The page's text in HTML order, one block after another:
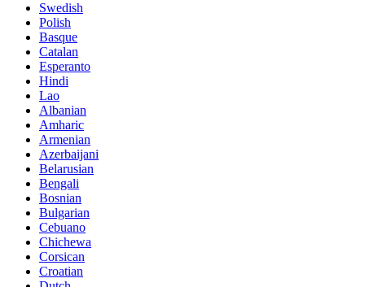
Swedish
Polish
Basque
Catalan
Esperanto
Hindi
Lao
Albanian
Amharic
Armenian
Azerbaijani
Belarusian
Bengali
Bosnian
Bulgarian
Cebuano
Chichewa
Corsican
Croatian